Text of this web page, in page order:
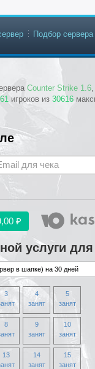
Counter Strike 1.6
игроков из 30616
Подбор сервера
₽
услуги
3
4
занят
5
занят
8
9
занят
10
занят
13
14
занят
15
занят